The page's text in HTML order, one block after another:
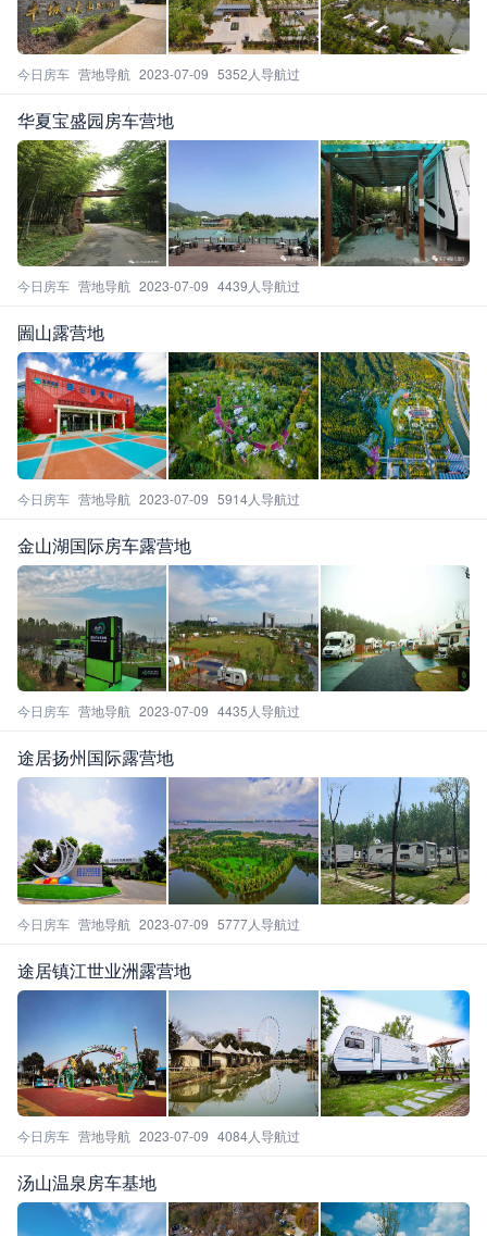
今日房车 营地导航 2023-07-09 5352人导航过
华夏宝盛园房车营地
今日房车 营地导航 2023-07-09 4439人导航过
圌山露营地
今日房车 营地导航 2023-07-09 5914人导航过
金山湖国际房车露营地
今日房车 营地导航 2023-07-09 4435人导航过
途居扬州国际露营地
今日房车 营地导航 2023-07-09 5777人导航过
途居镇江世业洲露营地
今日房车 营地导航 2023-07-09 4084人导航过
汤山温泉房车基地